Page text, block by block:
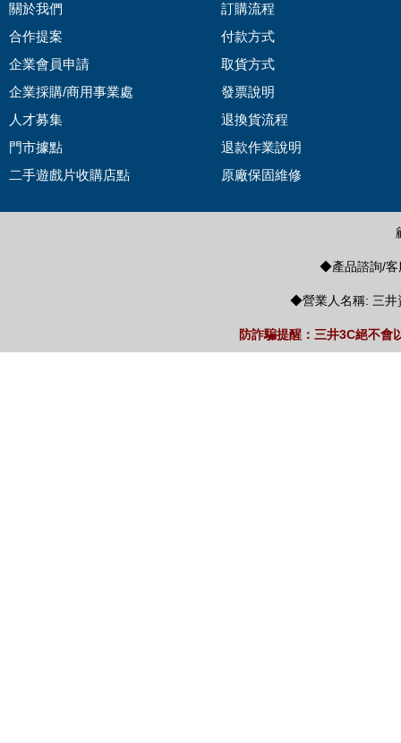
關於我們
合作提案
企業會員申請
企業採購/商用事業處
人才募集
門市據點
二手遊戲片收購店點
訂購流程
付款方式
取貨方式
發票說明
退換貨流程
退款作業說明
原廠保固維修
◆產品諮詢/客
◆營業人名稱: 三井
防詐騙提醒：三井3C絕不會